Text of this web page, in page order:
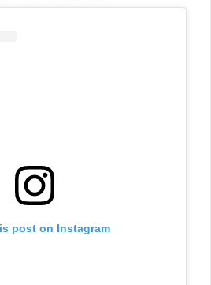
post on Instagram